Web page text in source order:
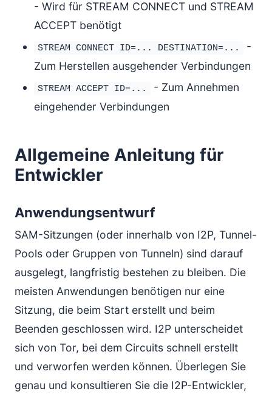
- Wird für STREAM CONNECT und STREAM
ACCEPT benötigt
STREAM CONNECT ID=... DESTINATION=...
-
Zum Herstellen ausgehender Verbindungen
STREAM ACCEPT ID=...
- Zum Annehmen
eingehender Verbindungen
Allgemeine Anleitung für
Entwickler
Anwendungsentwurf
SAM-Sitzungen (oder innerhalb von I2P, Tunnel-
Pools oder Gruppen von Tunneln) sind darauf
ausgelegt, langfristig bestehen zu bleiben. Die
meisten Anwendungen benötigen nur eine
Sitzung, die beim Start erstellt und beim
Beenden geschlossen wird. I2P unterscheidet
sich von Tor, bei dem Circuits schnell erstellt
und verworfen werden können. Überlegen Sie
genau und konsultieren Sie die I2P-Entwickler,